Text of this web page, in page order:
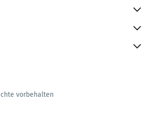
vorbehalten